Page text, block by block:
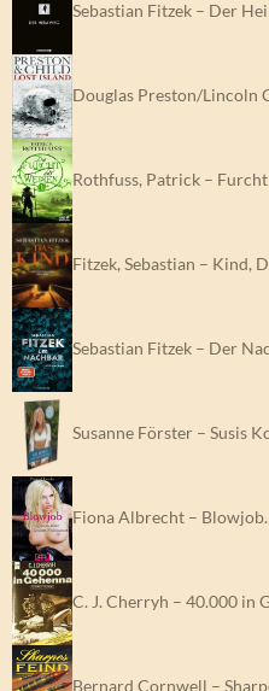
Sebastian Fitzek – Der
Douglas Preston/Lincoln
Rothfuss, Patrick – Furcht
Fitzek, Sebastian – Kind,
Sebastian Fitzek – Der
Susanne Förster – Susis
Fiona Albrecht – Blowjob.
C. J. Cherryh – 40.000 in
Bernard Cornwell –